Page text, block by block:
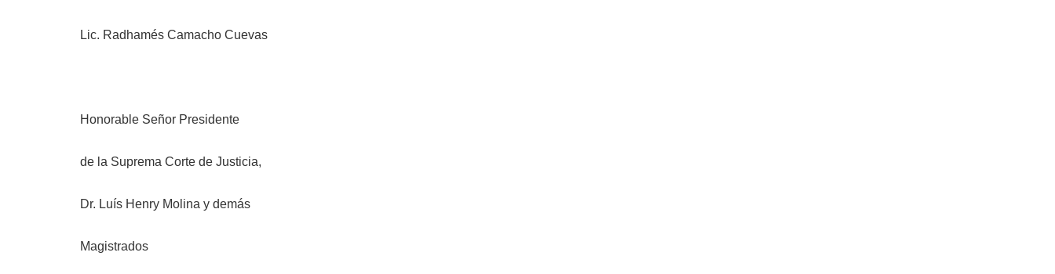
Lic. Radhamés Camacho Cuevas
Honorable Señor Presidente
de la Suprema Corte de Justicia,
Dr. Luís Henry Molina y demás
Magistrados